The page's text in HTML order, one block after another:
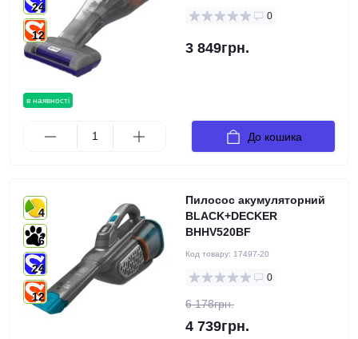
в наявності
24
12
0
3 849грн.
До кошика
4
6
24
12
Пилосос акумуляторний
BLACK+DECKER
BHHV520BF
Код товару: 17497-20
0
6 178грн.
4 739грн.